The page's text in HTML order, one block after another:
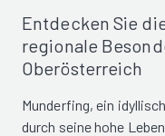
Entdecken Sie
regionale
Oberösterreich
Munderfing, ein
durch seine hohe